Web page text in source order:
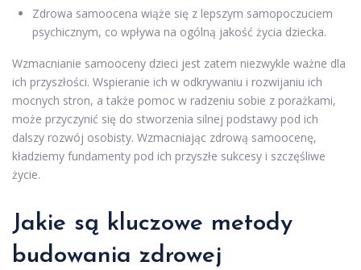
Zdrowa samoocena wiąże się z lepszym samopoczuciem
psychicznym, co wpływa na ogólną jakość życia dziecka.
Wzmacnianie samooceny dzieci jest zatem niezwykle ważne dla
ich przyszłości. Wspieranie ich w odkrywaniu i rozwijaniu ich
mocnych stron, a także pomoc w radzeniu sobie z porażkami,
może przyczynić się do stworzenia silnej podstawy pod ich
dalszy rozwój osobisty. Wzmacniając zdrową samoocenę,
kładziemy fundamenty pod ich przyszłe sukcesy i szczęśliwe
życie.
Jakie są kluczowe metody
budowania zdrowej